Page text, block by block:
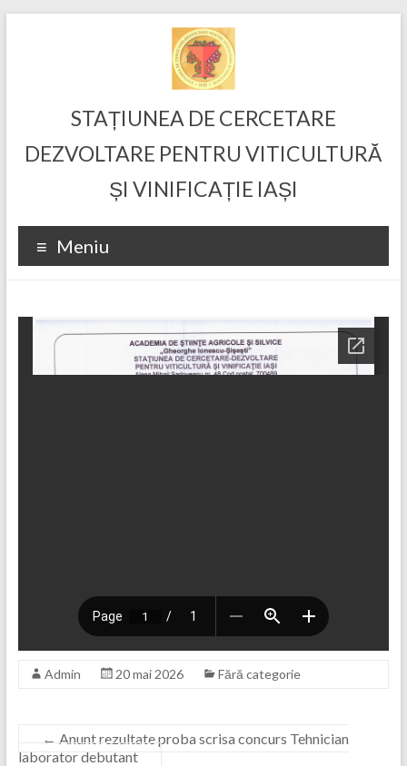
STAȚIUNEA DE CERCETARE
DEZVOLTARE PENTRU VITICULTURĂ
ȘI VINIFICAȚIE IAȘI
Meniu
Admin 20 mai 2026 Fără categorie
← Anunt rezultate proba scrisa concurs Tehnician
laborator debutant